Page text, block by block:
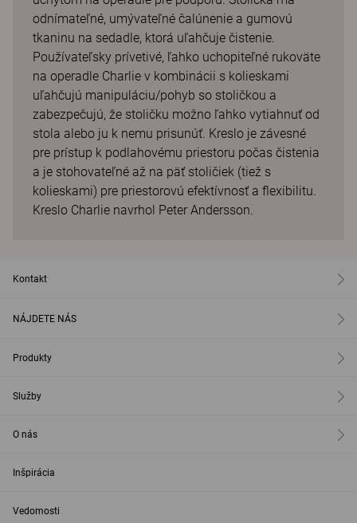
odnímateľné, umývateľné čalúnenie a gumovú
tkaninu na sedadle, ktorá uľahčuje čistenie.
Používateľsky prívetivé, ľahko uchopiteľné rukoväte
na operadle Charlie v kombinácii s kolieskami
uľahčujú manipuláciu/pohyb so stoličkou a
zabezpečujú, že stoličku možno ľahko vytiahnuť od
stola alebo ju k nemu prisunúť. Kreslo je závesné
pre prístup k podlahovému priestoru počas čistenia
a je stohovateľné až na päť stoličiek (tiež s
kolieskami) pre priestorovú efektívnosť a flexibilitu.
Kreslo Charlie navrhol Peter Andersson.
Kontakt
NÁJDETE NÁS
Produkty
Služby
O nás
Inšpirácia
Vedomosti